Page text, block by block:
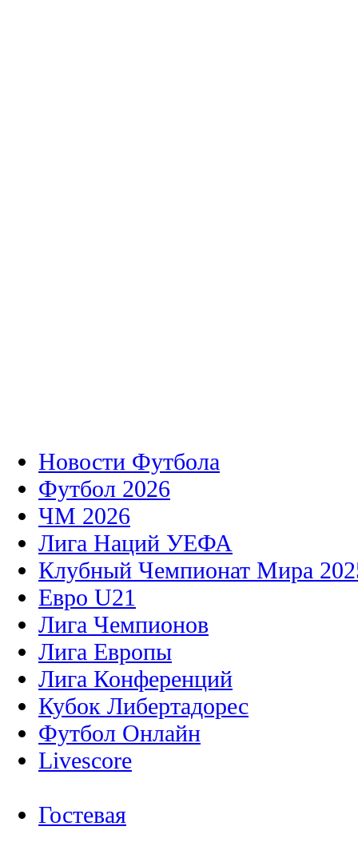
Новости Футбола
Футбол 2026
ЧМ 2026
Лига Наций УЕФА
Клубный Чемпионат Мира
Евро U21
Лига Чемпионов
Лига Европы
Лига Конференций
Кубок Либертадорес
Футбол Онлайн
Livescore
Гостевая